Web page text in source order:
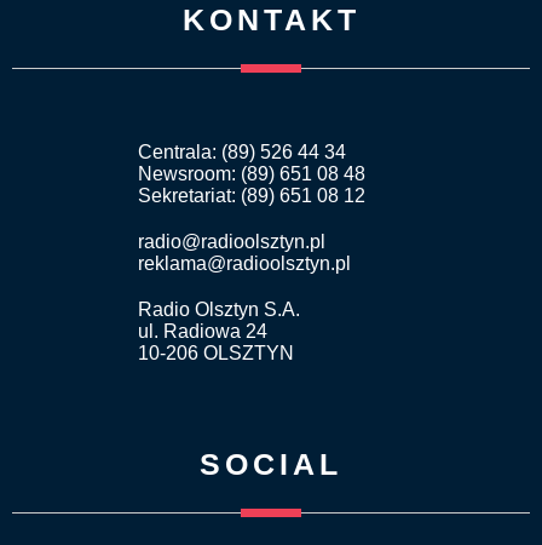
KONTAKT
Centrala: (89) 526 44 34
Newsroom: (89) 651 08 48
Sekretariat: (89) 651 08 12
radio@radioolsztyn.pl
reklama@radioolsztyn.pl
Radio Olsztyn S.A.
ul. Radiowa 24
10-206 OLSZTYN
SOCIAL